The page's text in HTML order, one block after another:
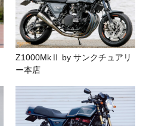
Z1000MkⅡ by サンクチュアリ
ー本店